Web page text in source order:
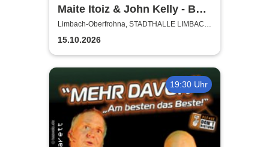
Maite Itoiz & John Kelly - Best
of 20 Years - Anniversary
Tour 2026
Limbach-Oberfrohna, STADTHALLE LIMBACH-
OBERFROHNA
15.10.2026
19:30 Uhr